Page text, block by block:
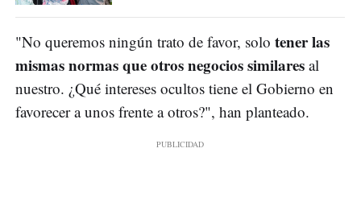
"No queremos ningún trato de favor, solo tener las
mismas normas que otros negocios similares al
nuestro. ¿Qué intereses ocultos tiene el Gobierno en
favorecer a unos frente a otros?", han planteado.